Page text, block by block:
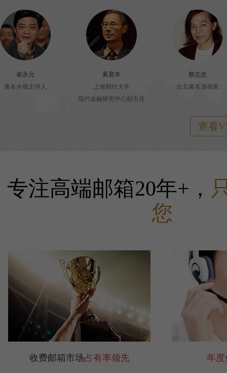
崔永元
著名央视主持人
奚君羊
上海财经大学
现代金融研究中心副主任
蔡志忠
台北著名漫画家
查看
专注高端邮箱20年+，
您
收费邮箱市场占有率领先 年度